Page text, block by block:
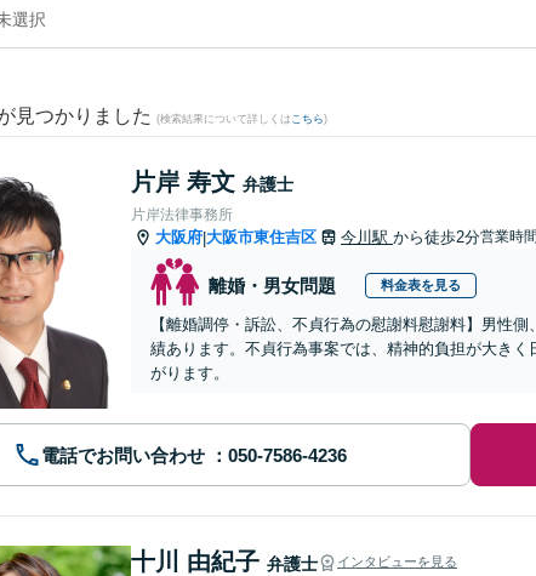
選択
見つかりました (検索結果について詳しくは こちら)
片岸 寿文 弁護士
片岸法律事務所
大阪府|大阪市東住吉区 今川駅 から徒歩2分営業時
離婚・男女問題 料金表を見る
【離婚調停・訴訟、不貞行為の慰謝料慰謝料】男性
績あります。不貞行為事案では、精神的負担が大き
がります。
電話でお問い合わせ
十川 由紀子 弁護士 インタビューを見る